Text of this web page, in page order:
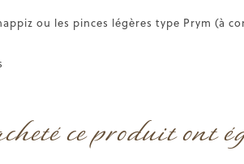
ou les pinces légères type Prym (à
ce produit ont